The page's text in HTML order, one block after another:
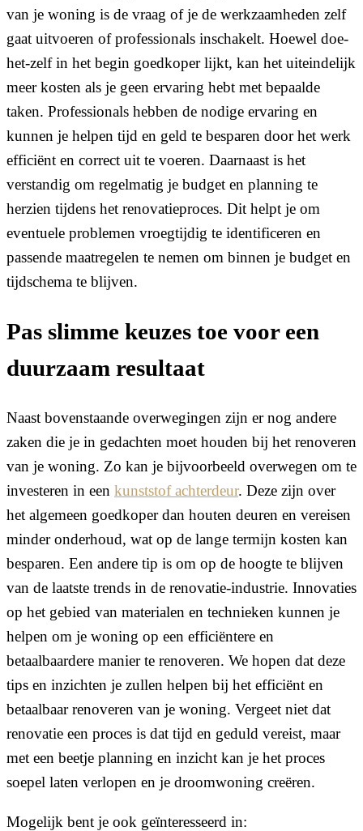
van je woning is de vraag of je de werkzaamheden zelf
gaat uitvoeren of professionals inschakelt. Hoewel doe-
het-zelf in het begin goedkoper lijkt, kan het uiteindelijk
meer kosten als je geen ervaring hebt met bepaalde
taken. Professionals hebben de nodige ervaring en
kunnen je helpen tijd en geld te besparen door het werk
efficiënt en correct uit te voeren. Daarnaast is het
verstandig om regelmatig je budget en planning te
herzien tijdens het renovatieproces. Dit helpt je om
eventuele problemen vroegtijdig te identificeren en
passende maatregelen te nemen om binnen je budget en
tijdschema te blijven.
Pas slimme keuzes toe voor een
duurzaam resultaat
Naast bovenstaande overwegingen zijn er nog andere
zaken die je in gedachten moet houden bij het renoveren
van je woning. Zo kan je bijvoorbeeld overwegen om te
investeren in een kunststof achterdeur. Deze zijn over
het algemeen goedkoper dan houten deuren en vereisen
minder onderhoud, wat op de lange termijn kosten kan
besparen. Een andere tip is om op de hoogte te blijven
van de laatste trends in de renovatie-industrie. Innovaties
op het gebied van materialen en technieken kunnen je
helpen om je woning op een efficiëntere en
betaalbaardere manier te renoveren. We hopen dat deze
tips en inzichten je zullen helpen bij het efficiënt en
betaalbaar renoveren van je woning. Vergeet niet dat
renovatie een proces is dat tijd en geduld vereist, maar
met een beetje planning en inzicht kan je het proces
soepel laten verlopen en je droomwoning creëren.
Mogelijk bent je ook geïnteresseerd in: